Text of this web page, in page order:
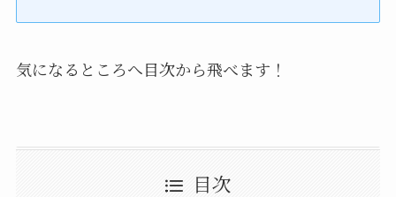
気になるところへ目次から飛べます！
目次